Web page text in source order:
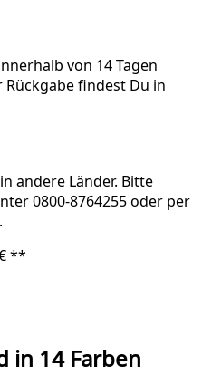
von 14 Tagen
findest Du in
andere Länder. Bitte
0800-8764255 oder per
**
in 14 Farben